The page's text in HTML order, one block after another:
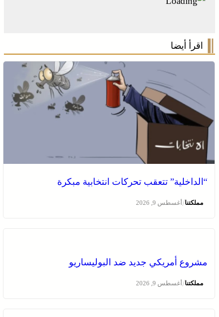
اقرأ أيضا
“الداخلية” تتعقب تحركات انتخابية مبكرة
مملكتنا/أغسطس 9, 2026
مشروع أمريكي جديد ضد البوليساريو
مملكتنا/أغسطس 9, 2026